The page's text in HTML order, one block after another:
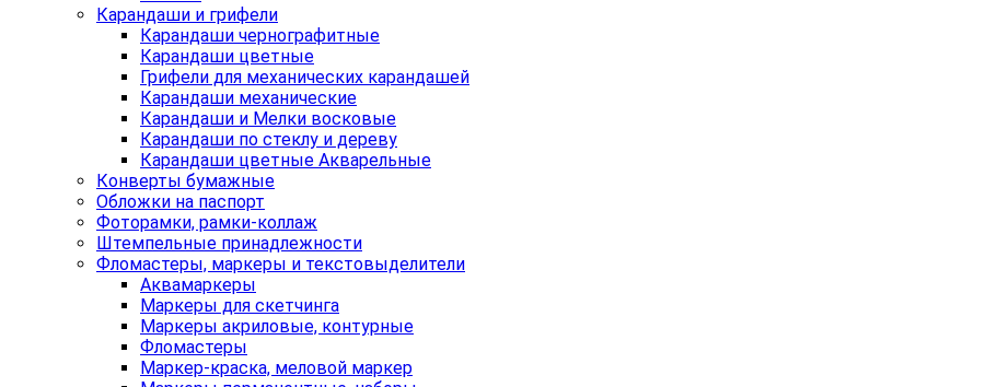
Карандаши и грифели
Карандаши чернографитные
Карандаши цветные
Грифели для механических карандашей
Карандаши механические
Карандаши и Мелки восковые
Карандаши по стеклу и дереву
Карандаши цветные Акварельные
Конверты бумажные
Обложки на паспорт
Фоторамки, рамки-коллаж
Штемпельные принадлежности
Фломастеры, маркеры и текстовыделители
Аквамаркеры
Маркеры для скетчинга
Маркеры акриловые, контурные
Фломастеры
Маркер-краска, меловой маркер